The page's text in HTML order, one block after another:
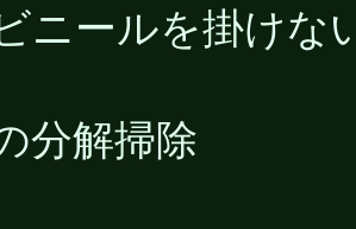
ニールを掛けな
分解掃除